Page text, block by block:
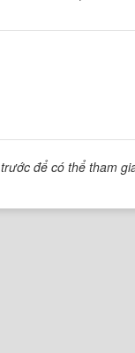
trước để có thể tham